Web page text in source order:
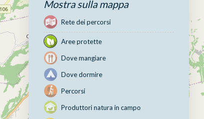
Mostra sulla mappa
Rete dei percorsi
Aree protette
Dove mangiare
Dove dormire
Percorsi
Produttori natura in campo